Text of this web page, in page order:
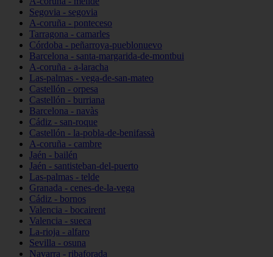
Segovia - segovia
A-coruña - ponteceso
Tarragona - camarles
Córdoba - peñarroya-pueblonuevo
Barcelona - santa-margarida-de-montbui
A-coruña - a-laracha
Las-palmas - vega-de-san-mateo
Castellón - orpesa
Castellón - burriana
Barcelona - navàs
Cádiz - san-roque
Castellón - la-pobla-de-benifassà
A-coruña - cambre
Jaén - bailén
Jaén - santisteban-del-puerto
Las-palmas - telde
Granada - cenes-de-la-vega
Cádiz - bornos
Valencia - bocairent
Valencia - sueca
La-rioja - alfaro
Sevilla - osuna
Navarra - ribaforada